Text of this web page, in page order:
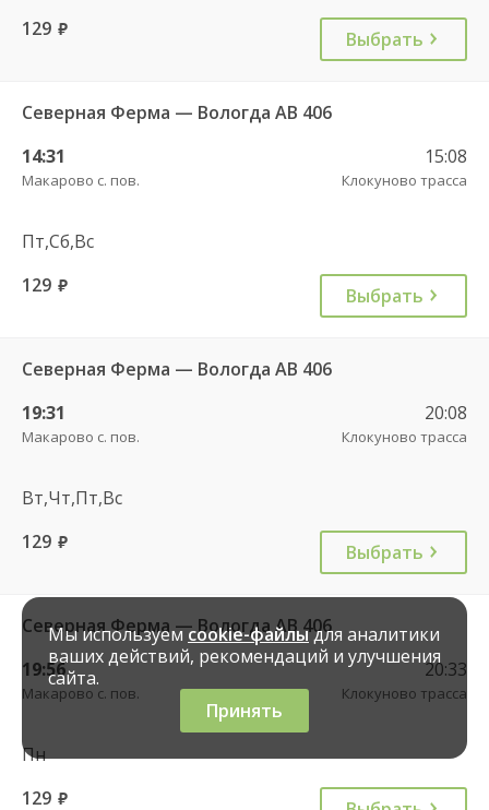
129 руб. Выбрать
Северная Ферма — Вологда АВ 406
14:31
Макарово с. пов.
15:08
Клокуново трасса
Пт,Сб,Вс
129 руб. Выбрать
Северная Ферма — Вологда АВ 406
19:31
Макарово с. пов.
20:08
Клокуново трасса
Вт,Чт,Пт,Вс
129 руб. Выбрать
Северная Ферма — Вологда АВ 406
19:56
Макарово с. пов.
20:33
Клокуново трасса
Пн
129 руб.
Мы используемcookie-файлыдля аналитики
ваших действий, рекомендаций и улучшения
сайта.
Принять